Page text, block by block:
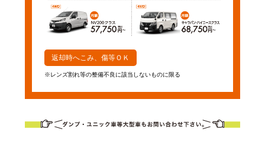
返却時へこみ、傷等ＯＫ
※レンズ割れ等の整備不良に該当しないものに限る